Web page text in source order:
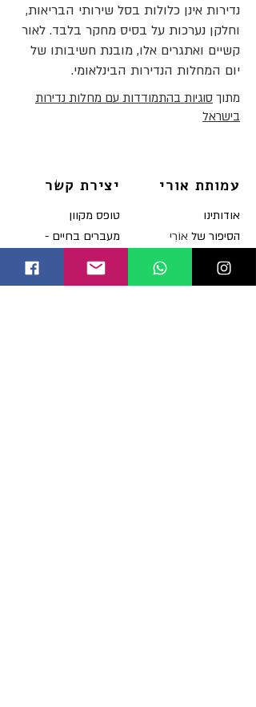
נדירות אינן כלולות בסל שירותי הבריאות,
וחלקן נערכות על בסיס מחקר בלבד. לאור
קשיים ואתגרים אלו, מובנת חשיבותו של
יום המחלות הנדירות הבינלאומי.
מתוך סוגיות בהתמודדות עם מחלות נדירות
בישראל
יצירת קשר
טופס מקוון
מעברים בחיים -
הבלוג של רוית
תקנון האתר
עמותת אורי
אודותינו
הסיפור של אוֹרִי
מיזם הסביבון של
רצאות